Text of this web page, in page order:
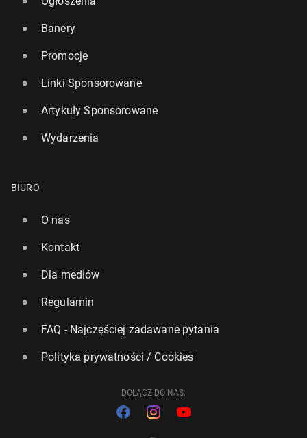
Banery
Promocje
Linki Sponsorowane
Artykuły Sponsorowane
Wydarzenia
BIURO
O nas
Kontakt
Dla mediów
Regulamin
FAQ - Najczęściej zadawane pytania
Polityka prywatności / Cookies
DOŁĄCZ DO NAS: